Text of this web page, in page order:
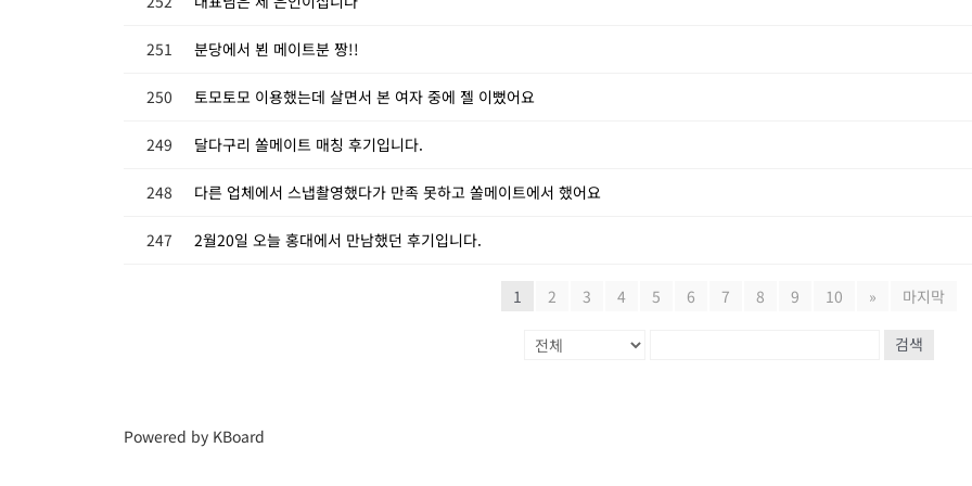
251 분당에서 뵌 메이트분 짱!!
250 토모토모 이용했는데 살면서 본 여자 중에 젤 이뻤어요
249 달다구리 쏠메이트 매칭 후기입니다.
248 다른 업체에서 스냅촬영했다가 만족 못하고 쏠메이트에서 했어요
247 2월20일 오늘 홍대에서 만남했던 후기입니다.
1 2 3 4 5 6 7 8 9 10 » 마지막
검색
Powered by KBoard